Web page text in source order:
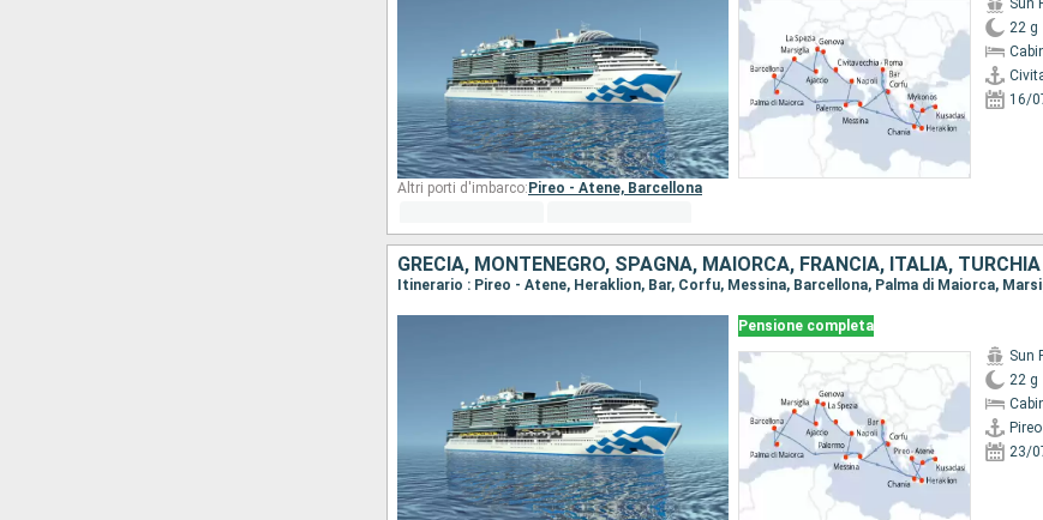
Sun
22 g
16/
Altri porti d'imbarco: Pireo - Atene, Barcellona
GRECIA, MONTENEGRO, SPAGNA, MAIORCA, FRANCIA, ITALIA, TURCHIA
Pensione completa
Sun
22 g
23/